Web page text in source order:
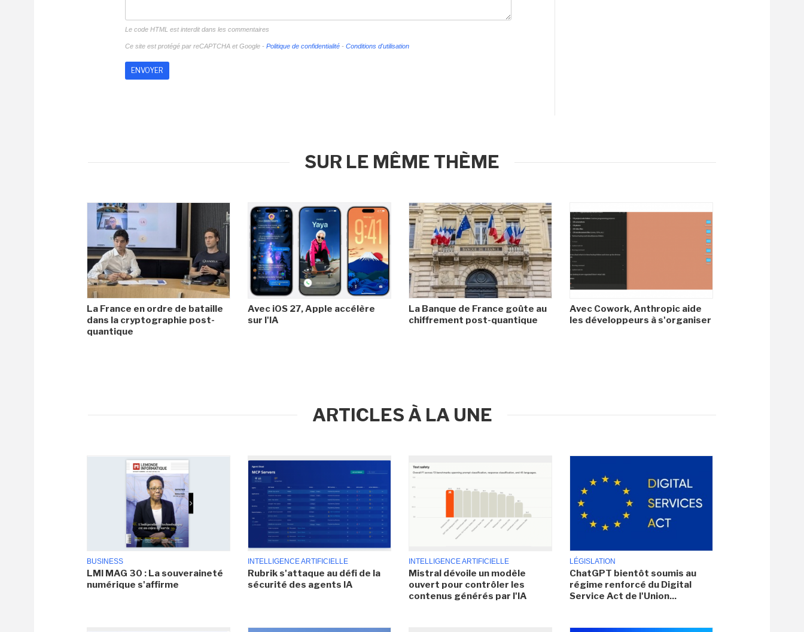
Le code HTML est interdit dans les commentaires
Ce site est protégé par reCAPTCHA et Google - Politique de confidentialité - Conditions d'utilisation
SUR LE MÊME THÈME
La France en ordre de bataille
dans la cryptographie post-
quantique
Avec iOS 27, Apple accélère
sur l'IA
La Banque de France goûte au
chiffrement post-quantique
Avec Cowork, Anthropic aide
les développeurs à s'organiser
ARTICLES À LA UNE
BUSINESS
LMI MAG 30 : La souveraineté
numérique s'affirme
INTELLIGENCE ARTIFICIELLE
Rubrik s'attaque au défi de la
sécurité des agents IA
INTELLIGENCE ARTIFICIELLE
Mistral dévoile un modèle
ouvert pour contrôler les
contenus générés par l'IA
LÉGISLATION
ChatGPT bientôt soumis au
régime renforcé du Digital
Service Act de l'Union...